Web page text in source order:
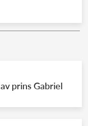
prins Gabriel